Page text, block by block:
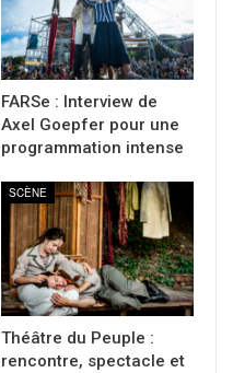
FARSe : Interview de
Axel Goepfer pour une
programmation intense
SCÈNE
Théâtre du Peuple :
rencontre, spectacle et